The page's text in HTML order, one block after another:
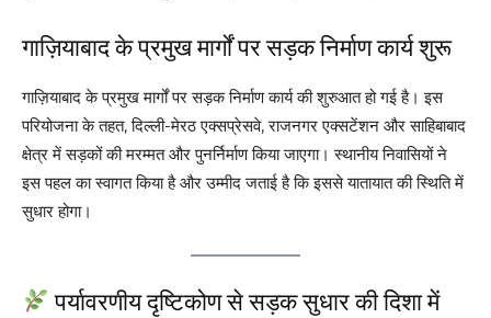
गाज़ियाबाद के प्रमुख मार्गों पर सड़क निर्माण कार्य शुरू
गाज़ियाबाद के प्रमुख मार्गों पर सड़क निर्माण कार्य की शुरुआत हो गई है। इस
परियोजना के तहत, दिल्ली-मेरठ एक्सप्रेसवे, राजनगर एक्सटेंशन और साहिबाबाद
क्षेत्र में सड़कों की मरम्मत और पुनर्निर्माण किया जाएगा। स्थानीय निवासियों ने
इस पहल का स्वागत किया है और उम्मीद जताई है कि इससे यातायात की स्थिति में
सुधार होगा।
पर्यावरणीय दृष्टिकोण से सड़क सुधार की दिशा में